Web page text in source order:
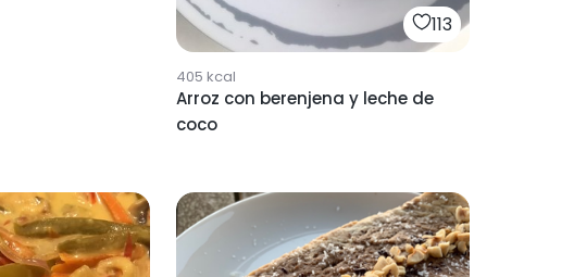
113
405 kcal
Arroz con berenjena y leche de
coco